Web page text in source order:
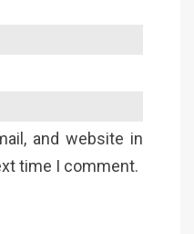
and website in
time I comment.